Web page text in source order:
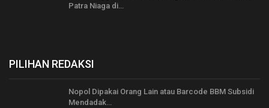
Patra Niaga di…
PILIHAN REDAKSI
Nopol Dipakai Orang Lain atau Barcode BBM Subsidi
Mendadak…